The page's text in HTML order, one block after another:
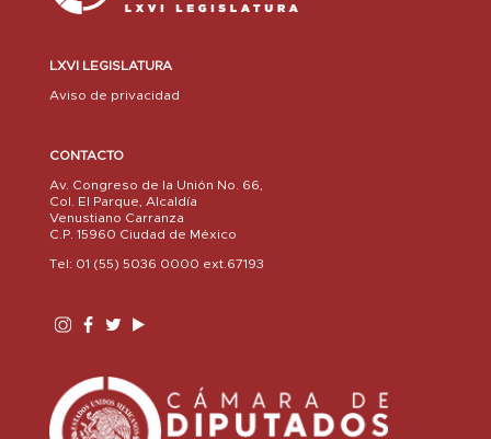
LXVI LEGISLATURA
Aviso de privacidad
CONTACTO
Av. Congreso de la Unión No. 66,
Col. El Parque, Alcaldía
Venustiano Carranza
C.P. 15960 Ciudad de México
Tel: 01 (55) 5036 0000 ext.67193